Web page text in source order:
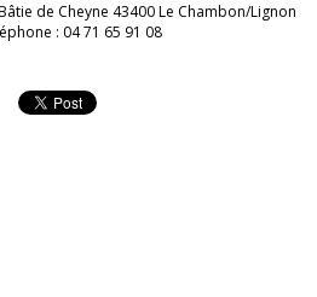
de Cheyne 43400 Le Chambon/Lignon
: 04 71 65 91 08